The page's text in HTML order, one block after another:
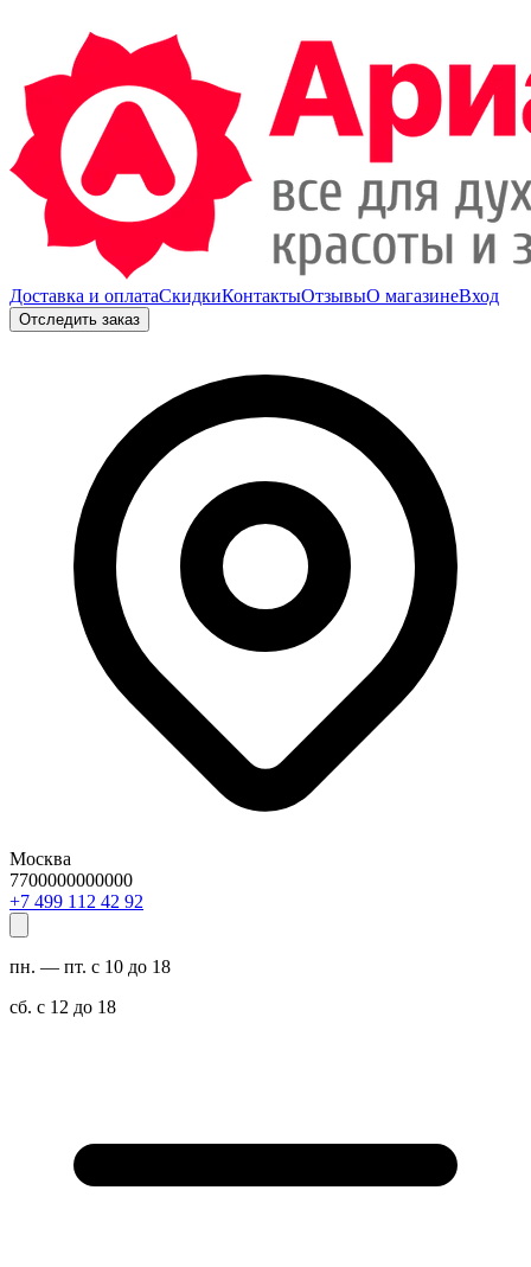
Доставка и оплатаСкидкиКонтактыОтзывыО магазинеВход
Отследить заказ
Москва
7700000000000
29 24 211 994 7+
пн. — пт. с 10 до 18
сб. с 12 до 18